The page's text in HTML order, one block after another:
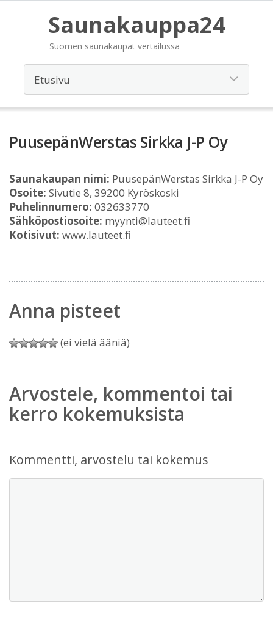
Saunakauppa24
Suomen saunakaupat vertailussa
PuusepänWerstas Sirkka J-P Oy
Saunakaupan nimi: PuusepänWerstas Sirkka J-P Oy
Osoite: Sivutie 8, 39200 Kyröskoski
Puhelinnumero: 032633770
Sähköpostiosoite: myynti@lauteet.fi
Kotisivut: www.lauteet.fi
Anna pisteet
(ei vielä ääniä)
Arvostele, kommentoi tai
kerro kokemuksista
Kommentti, arvostelu tai kokemus